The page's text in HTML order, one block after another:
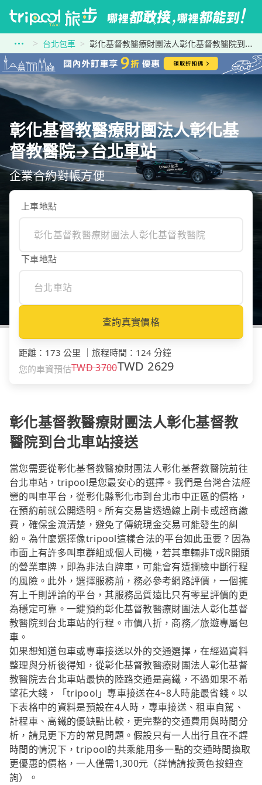
台北包車 彰化基督教醫療財團法人彰化基督教醫院到台北車站
彰化基督教醫療財團法人彰化基
督教醫院→台北車站
企業合約對帳方便
上車地點
下車地點
查詢真實價格
距離 ： 173 公里 旅程時間 ： 124 分鐘
您的車資預估TWD3700TWD 2629
彰化基督教醫療財團法人彰化基督教
醫院到台北車站接送
當您需要從彰化基督教醫療財團法人彰化基督教醫院前往
台北車站，tripool是您最安心的選擇。我們是台灣合法經
營的叫車平台，從彰化縣彰化市到台北市中正區的價格，
在預約前就公開透明。所有交易皆透過線上刷卡或超商繳
費，確保金流清楚，避免了傳統現金交易可能發生的糾
紛。為什麼選擇像tripool這樣合法的平台如此重要？因為
市面上有許多叫車群組或個人司機，若其車輛非T或R開頭
的營業車牌，即為非法白牌車，可能會有遭攔檢中斷行程
的風險。此外，選擇服務前，務必參考網路評價，一個擁
有上千則評論的平台，其服務品質遠比只有零星評價的更
為穩定可靠。一鍵預約彰化基督教醫療財團法人彰化基督
教醫院到台北車站的行程。市價八折，商務／旅遊專屬包
車。
如果想知道包車或專車接送以外的交通選擇，在經過資料
整理與分析後得知，從彰化基督教醫療財團法人彰化基督
教醫院去台北車站最快的陸路交通是高鐵，不過如果不希
望花大錢，「tripool」專車接送在4~8人時能最省錢。以
下表格中的資料是預設在4人時，專車接送、租車自駕、
計程車、高鐵的優缺點比較，更完整的交通費用與時間分
析，請見更下方的常見問題。假設只有一人出行且在不趕
時間的情況下，tripool的共乘能用多一點的交通時間換取
更優惠的價格，一人僅需1,300元（詳情請按黃色按鈕查
詢）。